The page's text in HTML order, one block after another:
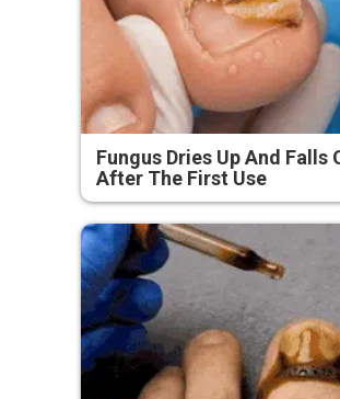
Fungus Dries Up And Falls
After The First Use